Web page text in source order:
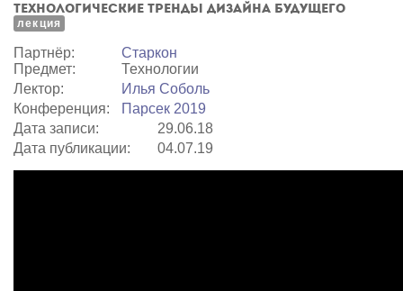
Courses in English
Технологические тренды дизайна будущего
лекция
Партнёр:
Старкон
Предмет:
Технологии
Лектор:
Илья Соболь
Конференция:
Парсек 2019
Дата записи:
29.06.18
Дата публикации:
04.07.19